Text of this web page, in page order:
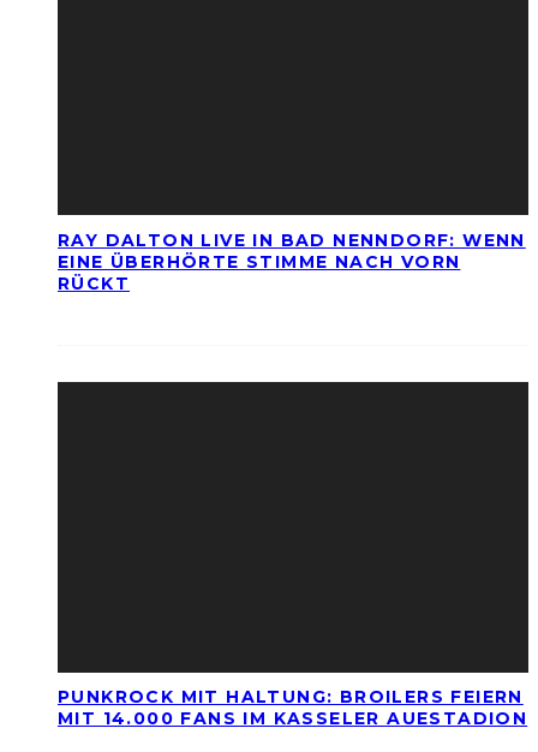
RAY DALTON LIVE IN BAD NENNDORF: WENN
EINE ÜBERHÖRTE STIMME NACH VORN
RÜCKT
PUNKROCK MIT HALTUNG: BROILERS FEIERN
MIT 14.000 FANS IM KASSELER AUESTADION